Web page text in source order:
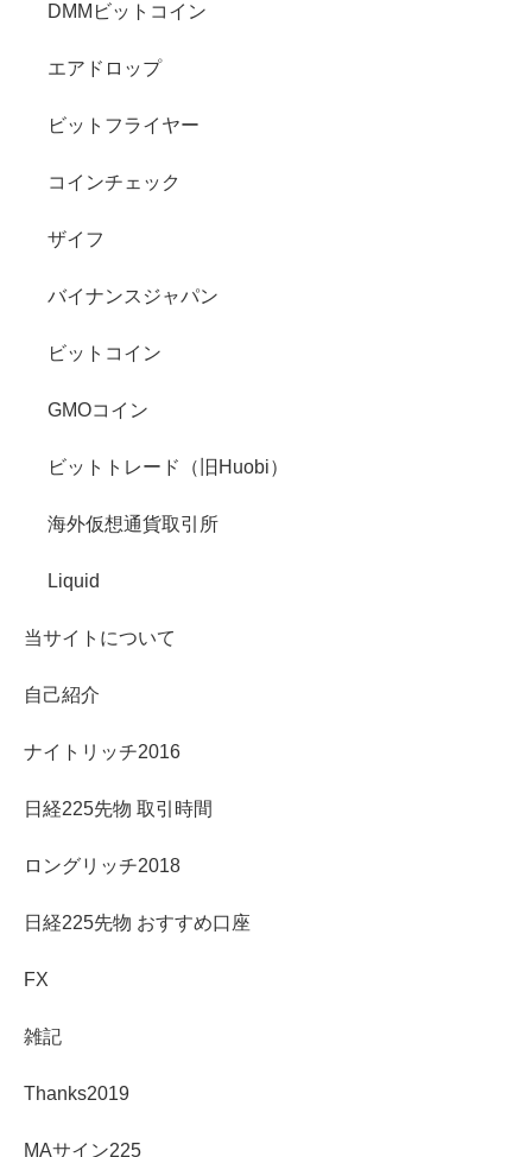
DMMビットコイン
エアドロップ
ビットフライヤー
コインチェック
ザイフ
バイナンスジャパン
ビットコイン
GMOコイン
ビットトレード（旧Huobi）
海外仮想通貨取引所
Liquid
当サイトについて
自己紹介
ナイトリッチ2016
日経225先物 取引時間
ロングリッチ2018
日経225先物 おすすめ口座
FX
雑記
Thanks2019
MAサイン225